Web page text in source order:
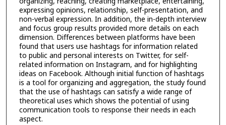
expressing opinions, relationship, self-presentation, and
non-verbal expression. In addition, the in-depth interview
and focus group results provided more details on each
dimension. Differences between platforms have been
found that users use hashtags for information related
to public and personal interests on Twitter, for self-
related information on Instagram, and for highlighting
ideas on Facebook. Although initial function of hashtags
is a tool for organizing and aggregation, the study found
that the use of hashtags can satisfy a wide range of
theoretical uses which shows the potential of using
communication tools to response their needs in each
aspect.